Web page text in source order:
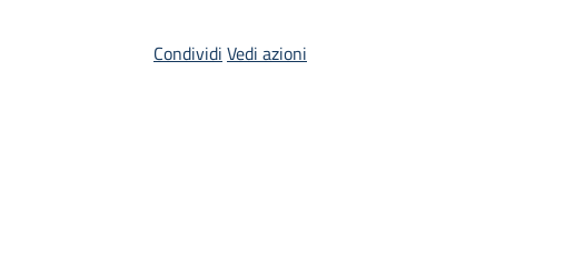
Condividi Vedi azioni